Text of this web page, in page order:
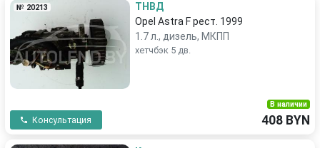
№ 20213
ТНВД
Opel Astra F рест. 1999
1.7 л., дизель, МКПП
хетчбэк 5 дв.
Консультация
В наличии
408 BYN